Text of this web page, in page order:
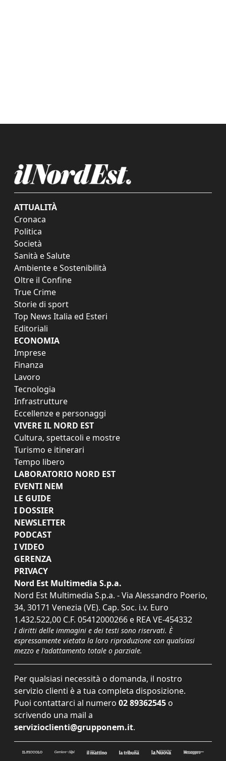
ATTUALITÀ
Cronaca
Politica
Società
Sanità e Salute
Ambiente e Sostenibilità
Oltre il Confine
True Crime
Storie di sport
Top News Italia ed Esteri
Editoriali
ECONOMIA
Imprese
Finanza
Lavoro
Tecnologia
Infrastrutture
Eccellenze e personaggi
VIVERE IL NORD EST
Cultura, spettacoli e mostre
Turismo e itinerari
Tempo libero
LABORATORIO NORD EST
EVENTI NEM
LE GUIDE
I DOSSIER
NEWSLETTER
PODCAST
I VIDEO
GERENZA
PRIVACY
Nord Est Multimedia S.p.a.
Nord Est Multimedia S.p.a. - Via Alessandro Poerio,
34, 30171 Venezia (VE). Cap. Soc. i.v. Euro
1.432.522,00 C.F. 05412000266 e REA VE-454332
I diritti delle immagini e dei testi sono riservati. È
espressamente vietata la loro riproduzione con qualsiasi
mezzo e l'adattamento totale o parziale.
Per qualsiasi necessità o domanda, il nostro
servizio clienti è a tua completa disposizione.
Puoi contattarci al numero 02 89362545 o
scrivendo una mail a
servizioclienti@grupponem.it.